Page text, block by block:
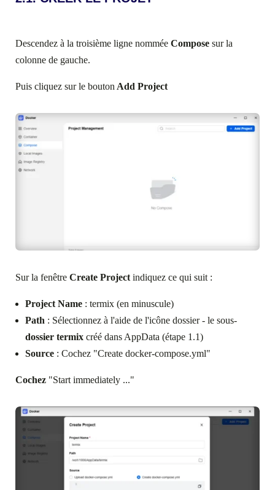
Descendez à la troisième ligne nommée Compose sur la
colonne de gauche.
Puis cliquez sur le bouton Add Project
Sur la fenêtre Create Project indiquez ce qui suit :
Project Name : termix (en minuscule)
Path : Sélectionnez à l'aide de l'icône dossier - le sous-
dossier termix créé dans AppData (étape 1.1)
Source : Cochez "Create docker-compose.yml"
Cochez "Start immediately ..."